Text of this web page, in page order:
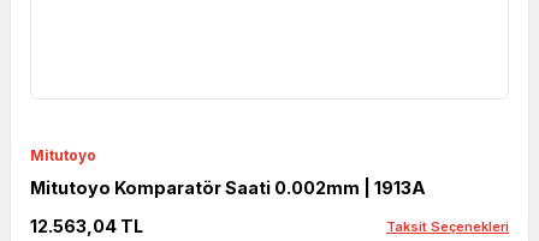
Mitutoyo
Mitutoyo Komparatör Saati 0.002mm | 1913A
12.563,04 TL
Taksit Seçenekleri